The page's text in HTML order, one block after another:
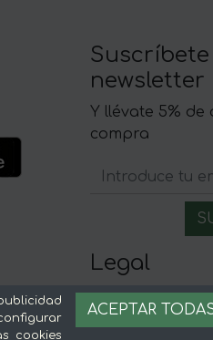
newsletter
Y llévate 5%
compra
en
Legal
Aviso legal
Términos y
cookies
ACEPTAR